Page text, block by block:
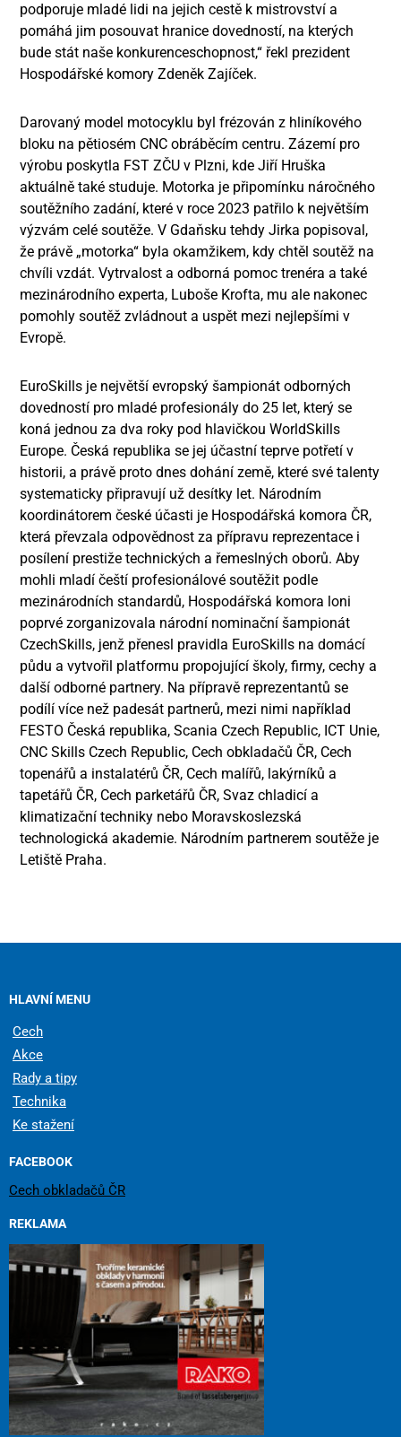
podporuje mladé lidi na jejich cestě k mistrovství a
pomáhá jim posouvat hranice dovedností, na kterých
bude stát naše konkurenceschopnost,“ řekl prezident
Hospodářské komory Zdeněk Zajíček.
Darovaný model motocyklu byl frézován z hliníkového
bloku na pětiosém CNC obráběcím centru. Zázemí pro
výrobu poskytla FST ZČU v Plzni, kde Jiří Hruška
aktuálně také studuje. Motorka je připomínku náročného
soutěžního zadání, které v roce 2023 patřilo k největším
výzvám celé soutěže. V Gdaňsku tehdy Jirka popisoval,
že právě „motorka“ byla okamžikem, kdy chtěl soutěž na
chvíli vzdát. Vytrvalost a odborná pomoc trenéra a také
mezinárodního experta, Luboše Krofta, mu ale nakonec
pomohly soutěž zvládnout a uspět mezi nejlepšími v
Evropě.
EuroSkills je největší evropský šampionát odborných
dovedností pro mladé profesionály do 25 let, který se
koná jednou za dva roky pod hlavičkou WorldSkills
Europe. Česká republika se jej účastní teprve potřetí v
historii, a právě proto dnes dohání země, které své talenty
systematicky připravují už desítky let. Národním
koordinátorem české účasti je Hospodářská komora ČR,
která převzala odpovědnost za přípravu reprezentace i
posílení prestiže technických a řemeslných oborů. Aby
mohli mladí čeští profesionálové soutěžit podle
mezinárodních standardů, Hospodářská komora loni
poprvé zorganizovala národní nominační šampionát
CzechSkills, jenž přenesl pravidla EuroSkills na domácí
půdu a vytvořil platformu propojující školy, firmy, cechy a
další odborné partnery. Na přípravě reprezentantů se
podílí více než padesát partnerů, mezi nimi například
FESTO Česká republika, Scania Czech Republic, ICT Unie,
CNC Skills Czech Republic, Cech obkladačů ČR, Cech
topenářů a instalatérů ČR, Cech malířů, lakýrníků a
tapetářů ČR, Cech parketářů ČR, Svaz chladicí a
klimatizační techniky nebo Moravskoslezská
technologická akademie. Národním partnerem soutěže je
Letiště Praha.
HLAVNÍ MENU
Cech
Akce
Rady a tipy
Technika
Ke stažení
FACEBOOK
Cech obkladačů ČR
REKLAMA